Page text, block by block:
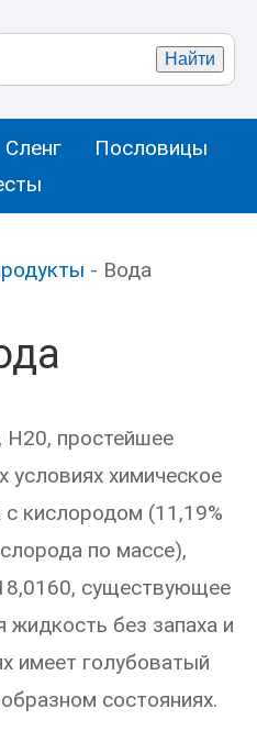
Сленг
Пословицы
- Вода
H20, простейшее
условиях химическое
кислородом (11,19%
по массе),
существующее
без запаха и
имеет голубоватый
состояниях.